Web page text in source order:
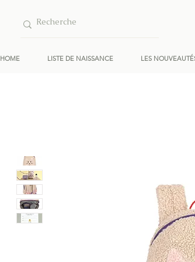
HOME LISTE DE NAISSANCE LES